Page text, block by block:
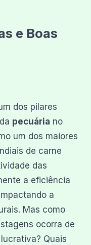
e Boas
dos pilares
pecuária no
um dos maiores
de carne
das
a eficiência
a
Mas como
ocorra de
Quais